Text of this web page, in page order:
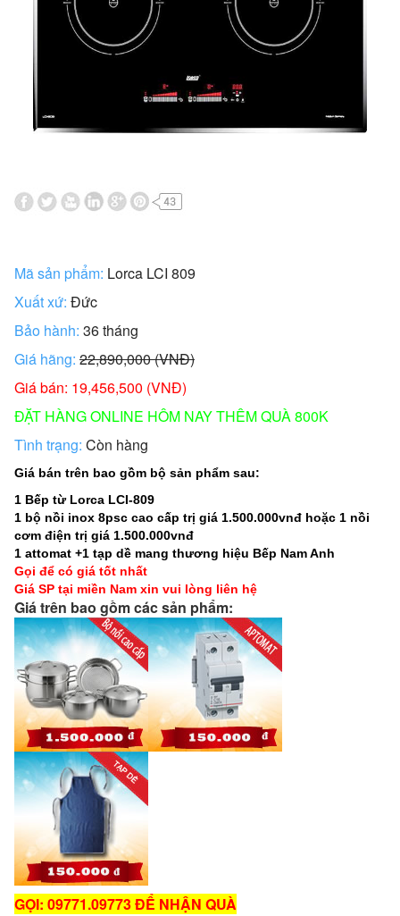
Mã sản phẩm: Lorca LCI 809
Xuất xứ: Đức
Bảo hành: 36 tháng
Giá hãng: 22,890,000 (VNĐ)
Giá bán: 19,456,500 (VNĐ)
ĐẶT HÀNG ONLINE HÔM NAY THÊM QUÀ 800K
Tình trạng: Còn hàng
Giá bán trên bao gồm bộ sản phẩm sau:
1 Bếp từ Lorca LCI-809
1 bộ nồi inox 8psc cao cấp trị giá 1.500.000vnđ hoặc 1 nồi
cơm điện trị giá 1.500.000vnđ
1 attomat +1 tạp dề mang thương hiệu Bếp Nam Anh
Gọi để có giá tốt nhất
Giá SP tại miền Nam xin vui lòng liên hệ
Giá trên bao gồm các sản phẩm:
GỌI: 09771.09773 ĐỂ NHẬN QUÀ